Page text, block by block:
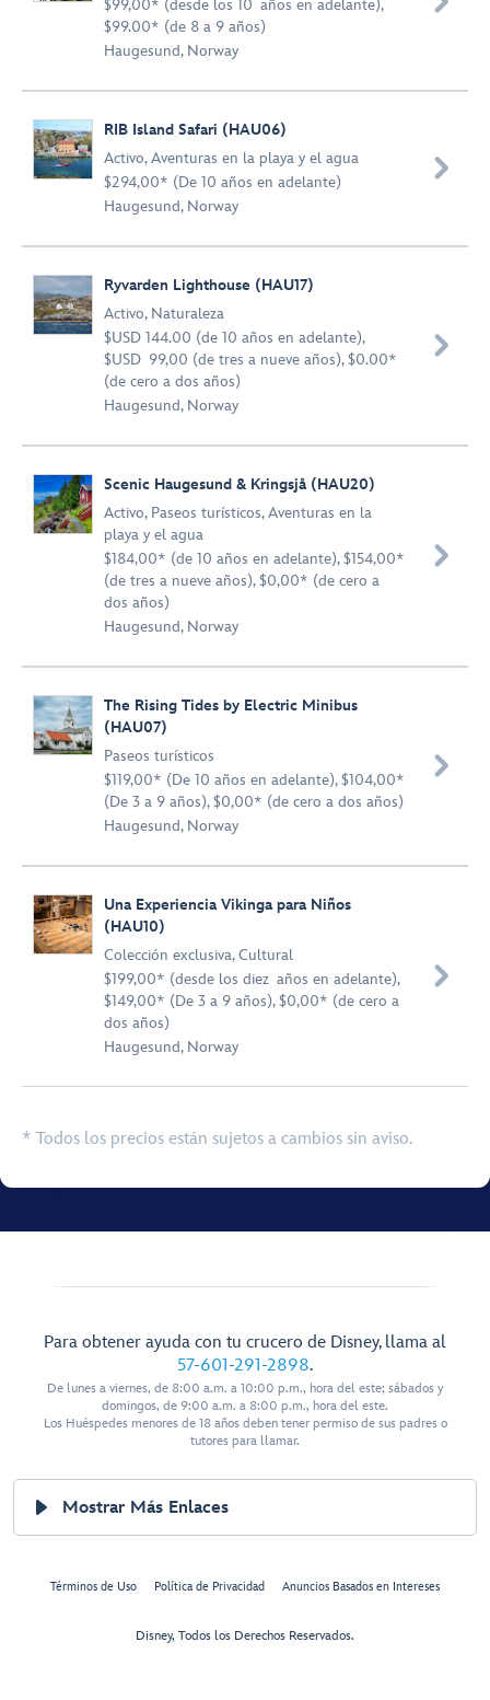
$99,00* (desde los 10 años en adelante),
$99.00* (de 8 a 9 años)
Haugesund, Norway
RIB Island Safari (HAU06)
Activo,Aventuras en la playa y el agua
$294,00* (De 10 años en adelante)
Haugesund, Norway

Ryvarden Lighthouse (HAU17)
Activo, Naturaleza
$USD 144.00 (de 10 años en adelante),
$USD 99,00 (de tres a nueve años), $0.00*
(de cero a dos años)
Haugesund, Norway

Scenic Haugesund & Kringsjå (HAU20)
Activo, Paseos turísticos,Aventuras en la
playa y el agua
$184,00* (de 10 años en adelante), $154,00*
(de tres a nueve años), $0,00* (de cero a
dos años)
Haugesund, Norway

The Rising Tides by Electric Minibus
(HAU07)
Paseos turísticos
$119,00* (De 10 años en adelante), $104,00*
(De 3 a 9 años), $0,00* (de cero a dos años)
Haugesund, Norway

Una Experiencia Vikinga para Niños
(HAU10)
Colección exclusiva,Cultural
$199,00* (desde los diez años en adelante),
$149,00* (De 3 a 9 años), $0,00* (de cero a
dos años)
Haugesund, Norway

* Todos los precios están sujetos a cambios sin aviso.
Para obtener ayuda con tu crucero de Disney, llama al
57-601-291-2898.
De lunes a viernes, de 8:00 a.m. a 10:00 p.m., hora del este; sábados y
domingos, de 9:00 a.m. a 8:00 p.m., hora del este.
Los Huéspedes menores de 18 años deben tener permiso de sus padres o
tutores para llamar.
Mostrar Más Enlaces
Términos de Uso Política de Privacidad Anuncios Basados en Intereses
Disney, Todos los Derechos Reservados.